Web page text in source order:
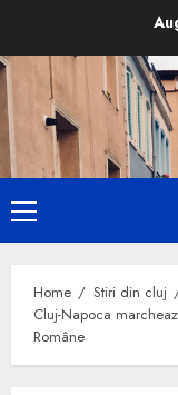
content
Primary
Menu
Home
Stiri din cluj
Cluj-Napoca
Române